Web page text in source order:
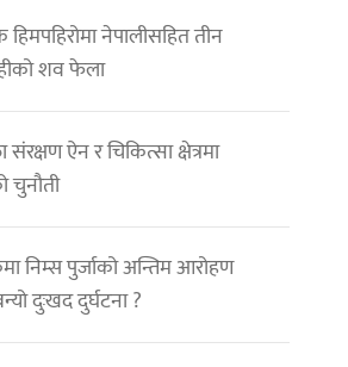
हिमपहिरोमा नेपालीसहित तीन
शव फेला
संरक्षण ऐन र चिकित्सा क्षेत्रमा
चुनौती
निम्स पुर्जाको अन्तिम आरोहण
दुःखद दुर्घटना ?